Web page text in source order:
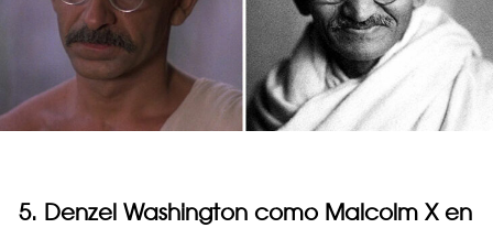
5. Denzel Washington como Malcolm X en